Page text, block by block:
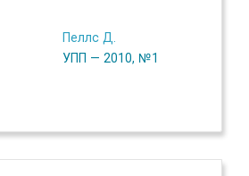
Пеллс Д.
УПП — 2010, №1